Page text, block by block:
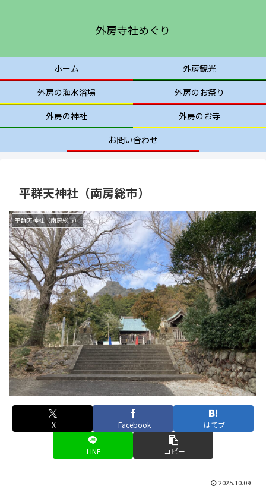
外房寺社めぐり
ホーム
外房観光
外房の海水浴場
外房のお祭り
外房の神社
外房のお寺
お問い合わせ
平群天神社（南房総市）
平群天神社（南房総市）
X Facebook はてブ
LINE コピー
2025.10.09